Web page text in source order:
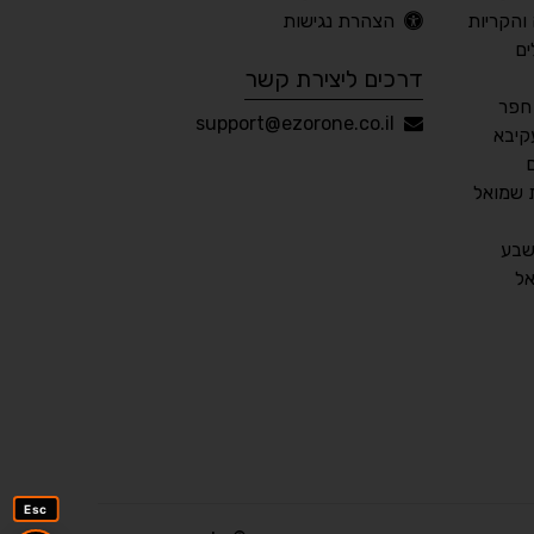
שמואל
הצהרת נגישות
דרכים ליצירת קשר
support@ezorone.co.il
🖱 מוטורי
English
Esc